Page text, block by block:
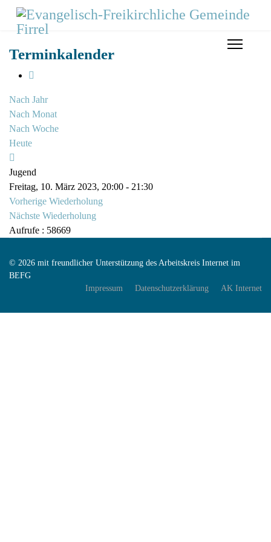
Terminkalender
Nach Jahr
Nach Monat
Nach Woche
Heute
Jugend
Freitag, 10. März 2023, 20:00 - 21:30
Vorherige Wiederholung
Nächste Wiederholung
Aufrufe : 58669
© 2026 mit freundlicher Unterstützung des Arbeitskreis Internet im
BEFG
Impressum
Datenschutzerklärung AK Internet